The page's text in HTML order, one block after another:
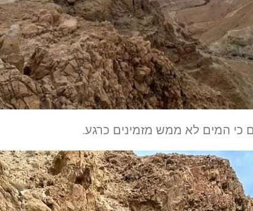
המים לא ממש מזמינים כרגע.